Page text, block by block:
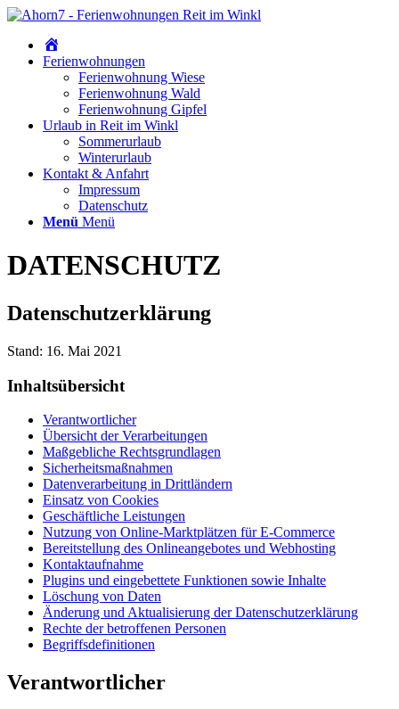
Ferienwohnungen
Ferienwohnung Wiese
Ferienwohnung Wald
Ferienwohnung Gipfel
Urlaub in Reit im Winkl
Sommerurlaub
Winterurlaub
Kontakt & Anfahrt
Impressum
Datenschutz
Menü Menü
DATEN­SCHUTZ
Datenschutzerklärung
Stand: 16. Mai 2021
Inhaltsübersicht
Verantwortlicher
Übersicht der Verarbeitungen
Maßgebliche Rechtsgrundlagen
Sicherheitsmaßnahmen
Datenverarbeitung in Drittländern
Einsatz von Cookies
Geschäftliche Leistungen
Nutzung von Online-Marktplätzen für E-Commerce
Bereitstellung des Onlineangebotes und Webhosting
Kontaktaufnahme
Plugins und eingebettete Funktionen sowie Inhalte
Löschung von Daten
Änderung und Aktualisierung der Datenschutzerklärung
Rechte der betroffenen Personen
Begriffsdefinitionen
Verantwortlicher